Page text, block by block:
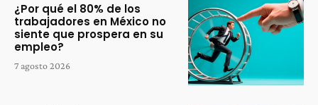
¿Por qué el 80% de los
trabajadores en México no
siente que prospera en su
empleo?
7 agosto 2026